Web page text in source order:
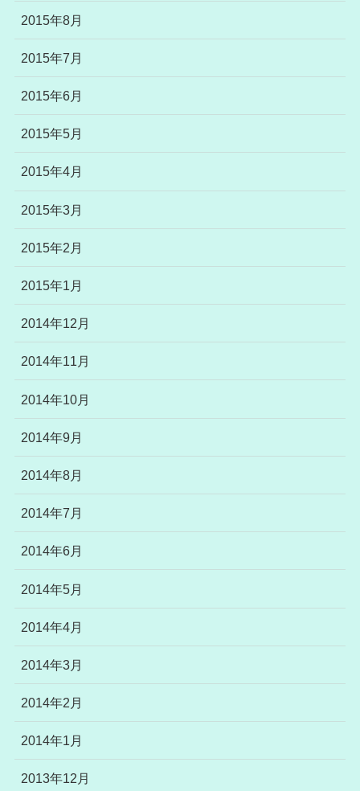
2015年8月
2015年7月
2015年6月
2015年5月
2015年4月
2015年3月
2015年2月
2015年1月
2014年12月
2014年11月
2014年10月
2014年9月
2014年8月
2014年7月
2014年6月
2014年5月
2014年4月
2014年3月
2014年2月
2014年1月
2013年12月